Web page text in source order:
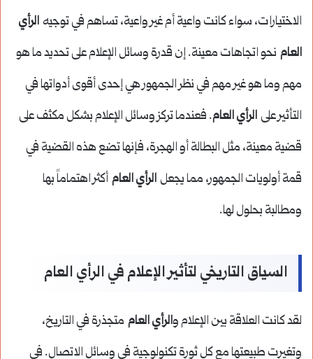
الاختيارات، سواء كانت واعية أم غير واعية، تساهم في توجيه الرأي
العام نحو اتجاهات معينة. إن قدرة وسائل الإعلام على تحديد ما هو
مهم وما هو غير مهم في نظر الجمهور هي إحدى أقوى أدواتها في
التأثير على الرأي العام. فعندما تركز وسائل الإعلام بشكل مكثف على
قضية معينة، مثل البطالة أو الهجرة، فإنها تضع هذه القضية في
قمة أولويات الجمهور، مما يجعل الرأي العام أكثر اهتماماً بها
ومطالبة بحلول لها.
السياق التاريخي لتأثير الإعلام في الرأي العام
لقد كانت العلاقة بين الإعلام والرأي العام متجذرة في التاريخ،
وتغيرت طبيعتها مع كل ثورة تكنولوجية في وسائل الاتصال. في